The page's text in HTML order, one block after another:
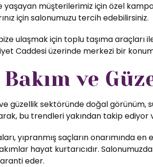
müşterilerimiz için özel
için salonumuzu tercih edebilirsiniz.
ulaşmak için toplu taşıma araçları
Caddesi üzerinde merkezi bir
Bakım ve
ve güzellik sektöründe doğal
bu trendleri yakından takip
yıpranmış saçların onarımında
hayat kurtarıcıdır.
eder.